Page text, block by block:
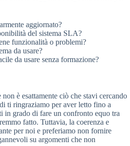
aggiornato?
del sistema SLA?
funzionalità o problemi?
da usare?
da usare senza formazione?
è esattamente ciò che stavi cercando
ti ringraziamo per aver letto fino a
in grado di fare un confronto equo tra
fatto. Tuttavia, la coerenza e
per noi e preferiamo non fornire
su argomenti che non